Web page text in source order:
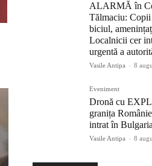
ALARMĂ în
Tălmaciu:
biciul,
Localnicii cer
urgentă a
Vasile Antipa - 8
Eveniment
Dronă cu
granița
intrat în
Vasile Antipa - 8